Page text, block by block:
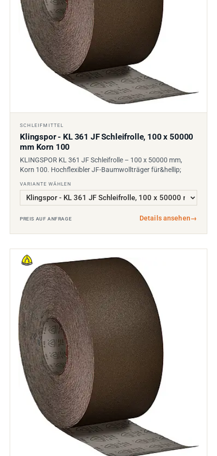
SCHLEIFMITTEL
Klingspor - KL 361 JF Schleifrolle, 100 x 50000
mm Korn 100
KLINGSPOR KL 361 JF Schleifrolle – 100 x 50000 mm,
Korn 100. Hochflexibler JF-Baumwollträger für&hellip;
VARIANTE WÄHLEN
PREIS AUF ANFRAGE Details ansehen→